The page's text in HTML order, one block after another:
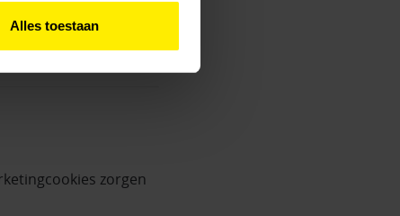
Alles toestaan
zorgen